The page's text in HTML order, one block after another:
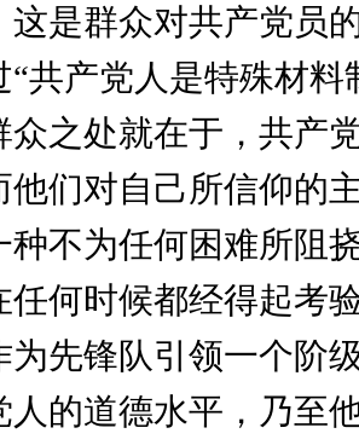
这是群众对共产党员
“共产党人是特殊材
众之处就在于，共产
他们对自己所信仰的
种不为任何困难所阻
任何时候都经得起考
为先锋队引领一个阶
人的道德水平，乃至